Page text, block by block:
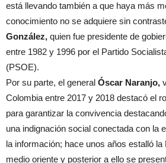
está llevando también a que haya más
conocimiento no se adquiere sin
González, quien fue presidente de
entre 1982 y 1996 por el Partido
(PSOE).
Por su parte, el general Óscar Naranjo,
Colombia entre 2017 y 2018 destacó el
para garantizar la convivencia
una indignación social conectada con la
la información; hace unos años estalló
medio oriente y posterior a ello se